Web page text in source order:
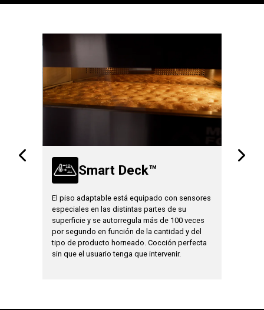
Smart Deck™
El piso adaptable está equipado con sensores
especiales en las distintas partes de su
superficie y se autorregula más de 100 veces
por segundo en función de la cantidad y del
tipo de producto horneado. Cocción perfecta
sin que el usuario tenga que intervenir.